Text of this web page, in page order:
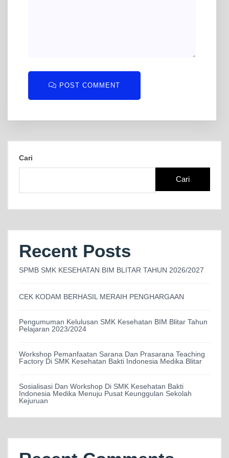
POST COMMENT
Cari
Cari
Recent Posts
SPMB SMK KESEHATAN BIM BLITAR TAHUN 2026/2027
CEK KODAM BERHASIL MERAIH PENGHARGAAN
Pengumuman Kelulusan SMK Kesehatan BIM Blitar Tahun
Pelajaran 2023/2024
Workshop Pemanfaatan Sarana Dan Prasarana Teaching
Factory Di SMK Kesehatan Bakti Indonesia Medika Blitar
Sosialisasi Dan Workshop Di SMK Kesehatan Bakti
Indonesia Medika Menuju Pusat Keunggulan Sekolah
Kejuruan